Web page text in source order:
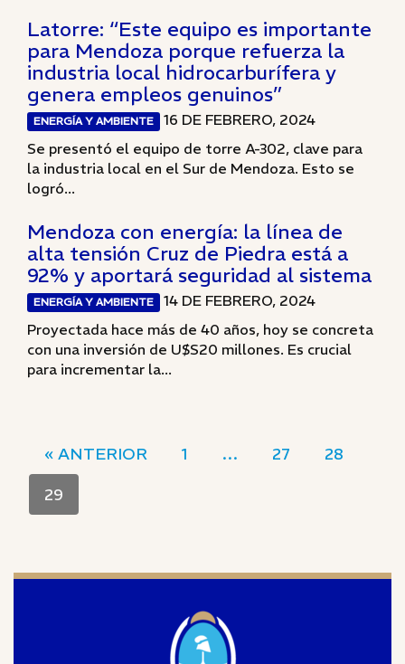
Latorre: “Este equipo es importante
para Mendoza porque refuerza la
industria local hidrocarburífera y
genera empleos genuinos”
ENERGÍA Y AMBIENTE
16 DE FEBRERO, 2024
Se presentó el equipo de torre A-302, clave para
la industria local en el Sur de Mendoza. Esto se
logró...
Mendoza con energía: la línea de
alta tensión Cruz de Piedra está a
92% y aportará seguridad al sistema
ENERGÍA Y AMBIENTE
14 DE FEBRERO, 2024
Proyectada hace más de 40 años, hoy se concreta
con una inversión de U$S20 millones. Es crucial
para incrementar la...
« ANTERIOR 1 … 27
28
29